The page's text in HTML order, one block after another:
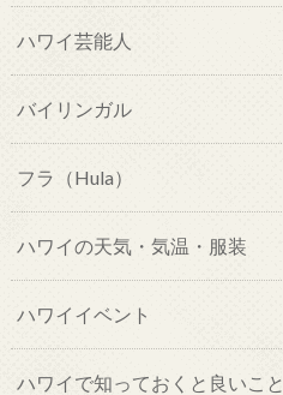
ハワイ芸能人
バイリンガル
フラ（Hula）
ハワイの天気・気温・服装
ハワイイベント
ハワイで知っておくと良いこと